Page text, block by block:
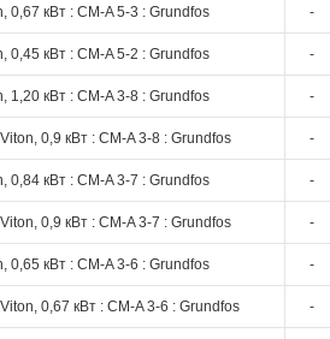
0,67 кВт : CM-A 5-3 : Grundfos -
0,45 кВт : CM-A 5-2 : Grundfos -
1,20 кВт : CM-A 3-8 : Grundfos -
0,9 кВт : CM-A 3-8 : Grundfos -
0,84 кВт : CM-A 3-7 : Grundfos -
0,9 кВт : CM-A 3-7 : Grundfos -
0,65 кВт : CM-A 3-6 : Grundfos -
0,67 кВт : CM-A 3-6 : Grundfos -